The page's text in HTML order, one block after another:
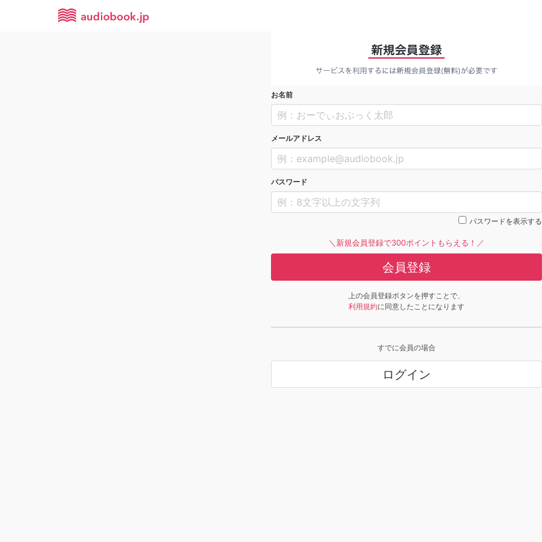
お名前
メールアドレス
パスワード
パスワードを表示する
＼新規会員登録で300ポイントもらえる！／
会員登録
上の会員登録ボタンを押すことで、
利用規約に同意したことになります
すでに会員の場合
ログイン